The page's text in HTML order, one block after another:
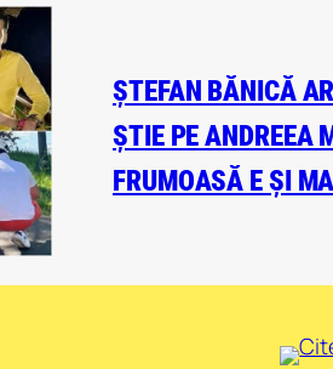
ȘTEFAN BĂNICĂ
ȘTIE PE ANDREEA
FRUMOASĂ E ȘI